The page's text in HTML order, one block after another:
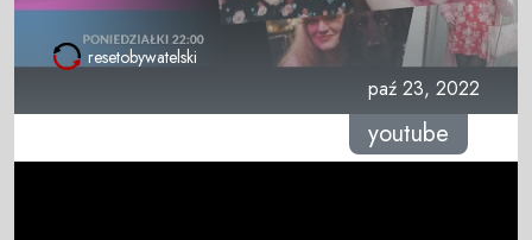
resetobywatelski
paź 23, 2022
youtube